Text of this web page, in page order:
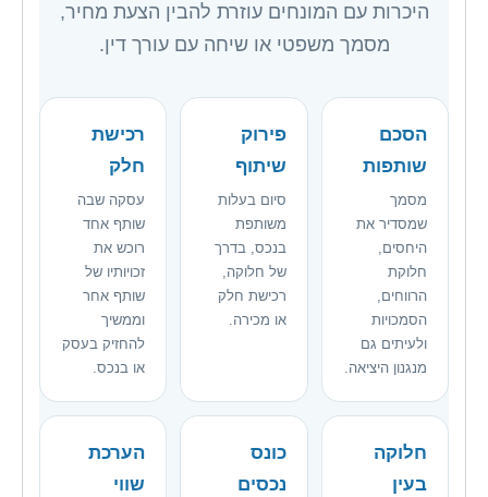
היכרות עם המונחים עוזרת להבין הצעת מחיר,
מסמך משפטי או שיחה עם עורך דין.
הסכם
שותפות
מסמך
שמסדיר את
היחסים,
חלוקת
הרווחים,
הסמכויות
ולעיתים גם
מנגנון היציאה.
פירוק
שיתוף
סיום בעלות
משותפת
בנכס, בדרך
של חלוקה,
רכישת חלק
או מכירה.
רכישת
חלק
עסקה שבה
שותף אחד
רוכש את
זכויותיו של
שותף אחר
וממשיך
להחזיק בעסק
או בנכס.
חלוקה
בעין
כונס
נכסים
הערכת
שווי